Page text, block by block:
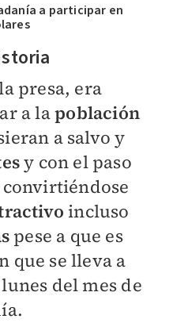
a participar en
presa, era
a lapoblación
a salvo y
y con el paso
convirtiéndose
incluso
pese a que es
que se lleva a
del mes de